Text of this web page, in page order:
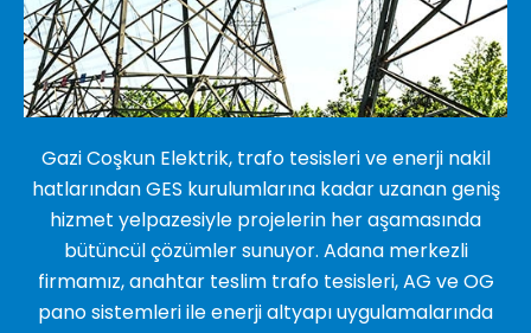
Gazi Coşkun Elektrik, trafo tesisleri ve enerji nakil
hatlarından GES kurulumlarına kadar uzanan geniş
hizmet yelpazesiyle projelerin her aşamasında
bütüncül çözümler sunuyor. Adana merkezli
firmamız, anahtar teslim trafo tesisleri, AG ve OG
pano sistemleri ile enerji altyapı uygulamalarında